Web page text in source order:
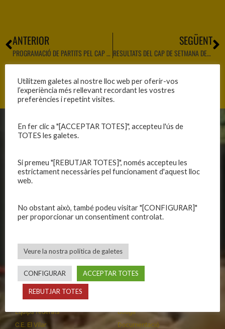
ANTERIOR
PROGRAMACIÓ DE PARTITS PEL CAP DE SETMANA
SEGÜENT
RESULTATS DEL CAP DE SETMANA DEL 19 I 20 DE MARÇ DE 2022
CLUB
Organització
Publicacions
Política de privadesa
Política de galetes
EQUIPS
Primer equip femení
C.E. El Vilar
Escola
CALENDARIS
Primer Equip Masculí
Primer Equip Femení
Equips federats
C.E. El Vilar
INFORMACIONS
Botiga
Documentació
Utilitzem galetes al nostre lloc web per oferir-vos
l’experiència més rellevant recordant les vostres
preferències i repetint visites.
En fer clic a "[ACCEPTAR TOTES]", accepteu l'ús de
TOTES les galetes.
Si premeu "[REBUTJAR TOTES]", només accepteu les
estrictament necessàries pel funcionament d'aquest lloc
web.
No obstant això, també podeu visitar "[CONFIGURAR]"
per proporcionar un consentiment controlat.
Veure la nostra política de galetes
CONFIGURAR ACCEPTAR TOTES
REBUTJAR TOTES